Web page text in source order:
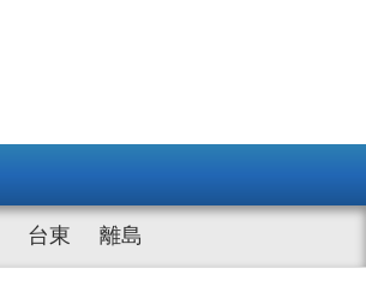
台東 離島